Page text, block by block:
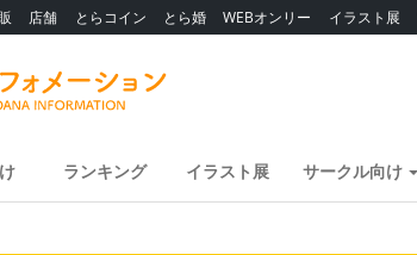
店舗 とらコイン とら婚 WEBオンリー イラスト展
ランキング イラスト展 サークル向け